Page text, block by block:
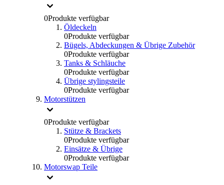
0Produkte verfügbar
Öldeckeln
0Produkte verfügbar
Bügels, Abdeckungen & Übrige Zubehör
0Produkte verfügbar
Tanks & Schläuche
0Produkte verfügbar
Übrige stylingsteile
0Produkte verfügbar
Motorstützen
0Produkte verfügbar
Stütze & Brackets
0Produkte verfügbar
Einsätze & Übrige
0Produkte verfügbar
Motorswap Teile